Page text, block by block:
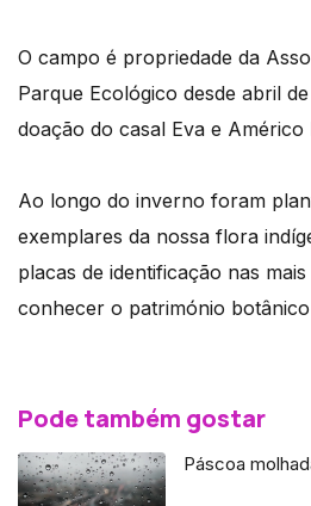
O campo é propriedade da
Parque Ecológico desde abril
doação do casal Eva e Américo
Ao longo do inverno foram
exemplares da nossa flora
placas de identificação nas
conhecer o património
Pode também gostar
Páscoa